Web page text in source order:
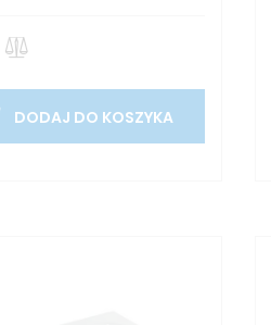
DODAJ DO KOSZYKA